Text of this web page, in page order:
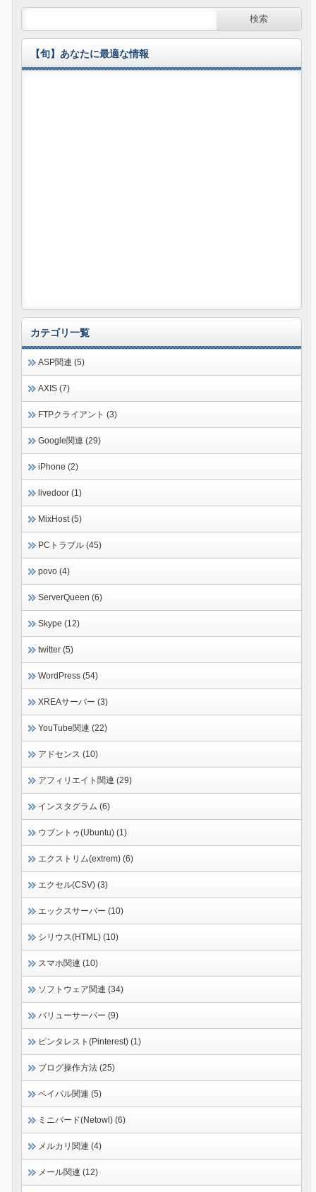
【旬】あなたに最適な情報
カテゴリ一覧
ASP関連 (5)
AXIS (7)
FTPクライアント (3)
Google関連 (29)
iPhone (2)
livedoor (1)
MixHost (5)
PCトラブル (45)
povo (4)
ServerQueen (6)
Skype (12)
twitter (5)
WordPress (54)
XREAサーバー (3)
YouTube関連 (22)
アドセンス (10)
アフィリエイト関連 (29)
インスタグラム (6)
ウブントゥ(Ubuntu) (1)
エクストリム(extrem) (6)
エクセル(CSV) (3)
エックスサーバー (10)
シリウス(HTML) (10)
スマホ関連 (10)
ソフトウェア関連 (34)
バリューサーバー (9)
ピンタレスト(Pinterest) (1)
ブログ操作方法 (25)
ペイパル関連 (5)
ミニバード(Netowl) (6)
メルカリ関連 (4)
メール関連 (12)